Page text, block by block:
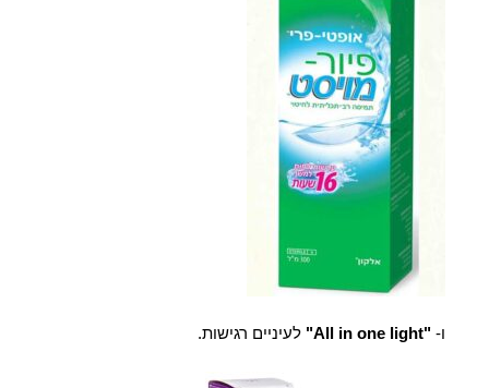
ו-"All in one light" לעיניים רגישות.